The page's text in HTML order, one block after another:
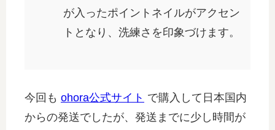
が入ったポイントネイルがアクセン
トとなり、洗練さを印象づけます。
今回も ohora公式サイト で購入して日本国内
からの発送でしたが、発送までに少し時間が